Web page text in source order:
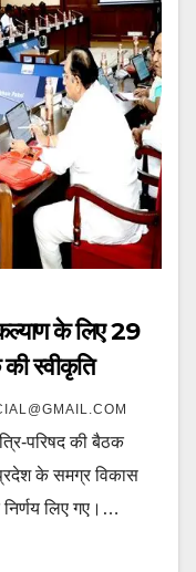
के लिए 29
स्वीकृति
परिषद की बैठक
प्रदेश के समग्र विकास
लिए गए।…